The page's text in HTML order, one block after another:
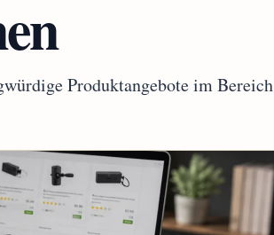
Produktangebote im Bereich